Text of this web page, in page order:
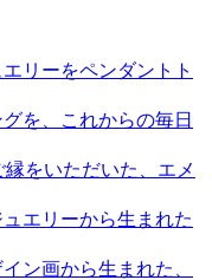
リーをペンダントト
を、これからの毎日
縁をいただいた、エメ
エリーから生まれた
ン画から生まれた、